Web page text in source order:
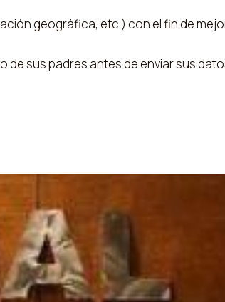
geográfica, etc.) con el fin de
sus padres antes de enviar sus